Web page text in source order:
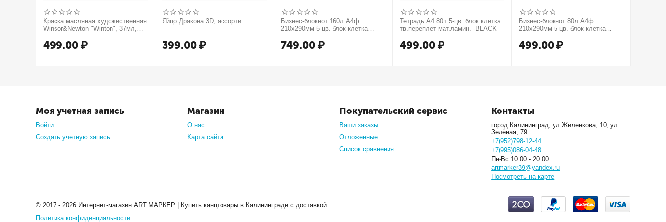
Краска масляная художественная
Winsor&Newton "Winton", 37мл,
499.00 ₽
Яйцо Дракона 3D, ассорти
399.00 ₽
Бизнес-блокнот 160л А4ф
210х290мм 5-цв. блок клетка
мат.ламин. -В моменте
749.00 ₽
Тетрадь А4 80л 5-цв. блок клетка
тв.переплет мат.ламин. -BLACK
499.00 ₽
Бизнес-блокнот 80л А4ф
210х290мм 5-цв. блок клетка
МЕТАЛЛИК серия Золото
499.00 ₽
Моя учетная запись
Войти
Создать учетную запись
Магазин
О нас
Карта сайта
Покупательский сервис
Ваши заказы
Отложенные
Список сравнения
Контакты
город Калининград, ул.Жиленкова, 10; ул.
Зелёная, 79
+7(952)798-12-44
+7(995)086-04-48
Пн-Вс 10.00 - 20.00
artmarker39@yandex.ru
Посмотреть на карте
© 2017 - 2026 Интернет-магазин ART.МАРКЕР | Купить канцтовары в Калининграде с доставкой
Политика конфиденциальности